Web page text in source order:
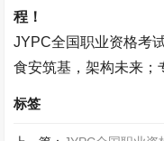
程！
JYPC全国职业资格考
食安筑基，架构未来；
标签